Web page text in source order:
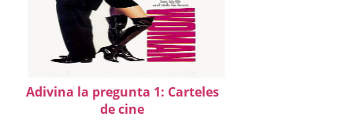
Adivina la pregunta 1: Carteles
de cine